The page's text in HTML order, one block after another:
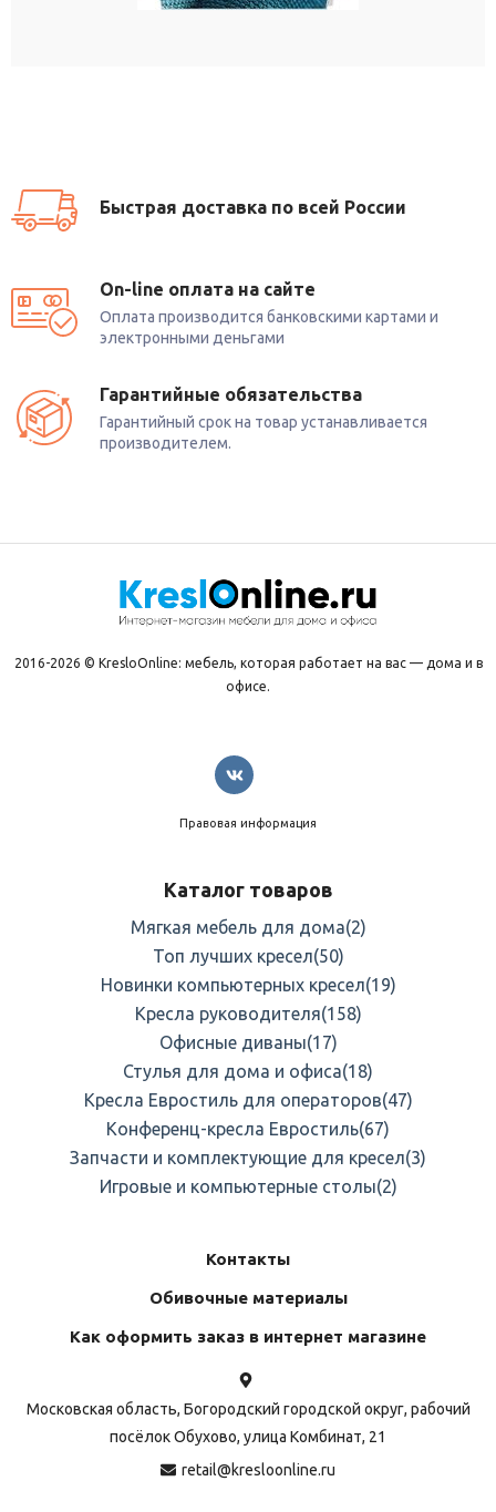
Быстрая доставка по всей России
On-line оплата на сайте
Оплата производится банковскими картами и
электронными деньгами
Гарантийные обязательства
Гарантийный срок на товар устанавливается
производителем.
2016-2026 © KresloOnline: мебель, которая работает на вас — дома и в
офисе.
Правовая информация
Каталог товаров
Мягкая мебель для дома(2)
Топ лучших кресел(50)
Новинки компьютерных кресел(19)
Кресла руководителя(158)
Офисные диваны(17)
Стулья для дома и офиса(18)
Кресла Евростиль для операторов(47)
Конференц-кресла Евростиль(67)
Запчасти и комплектующие для кресел(3)
Игровые и компьютерные столы(2)
Контакты
Обивочные материалы
Как оформить заказ в интернет магазине
Московская область, Богородский городской округ, рабочий
посёлок Обухово, улица Комбинат, 21
retail@kresloonline.ru